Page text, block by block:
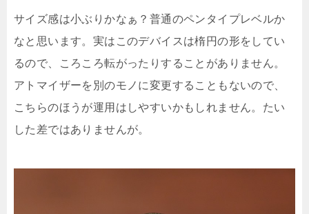
サイズ感は小ぶりかなぁ？普通のペンタイプレベルか
なと思います。実はこのデバイスは楕円の形をしてい
るので、ころころ転がったりすることがありません。
アトマイザーを別のモノに変更することもないので、
こちらのほうが運用はしやすいかもしれません。たい
した差ではありませんが。